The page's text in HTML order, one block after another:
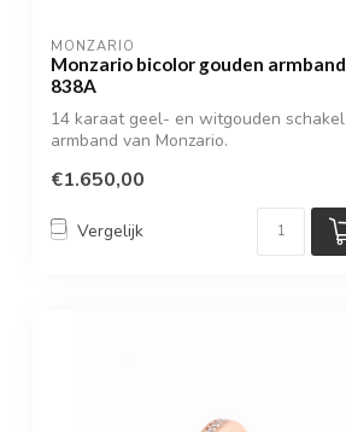
MONZARIO
Monzario bicolor gouden armband
838A
14 karaat geel- en witgouden schakel
armband van Monzario.
€1.650,00
Vergelijk